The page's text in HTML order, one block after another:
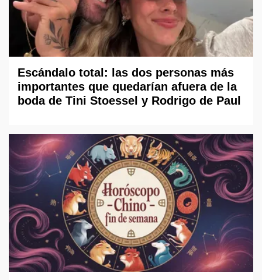
Escándalo total: las dos personas más
importantes que quedarían afuera de la
boda de Tini Stoessel y Rodrigo de Paul